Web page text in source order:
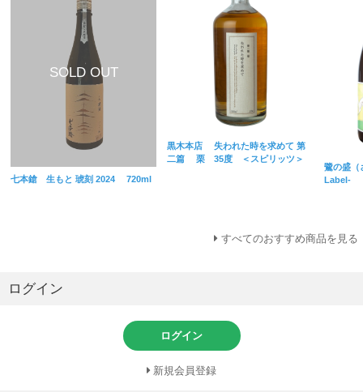
七本鎗 生もと 琥刻 2024 720ml
黒木本店 失われた時を求めて 第
二篇 栗 35度 ＜スピリッツ＞
鷺の盛
Label-
すべてのおすすめ商品を見る
ログイン
ログイン
新規会員登録